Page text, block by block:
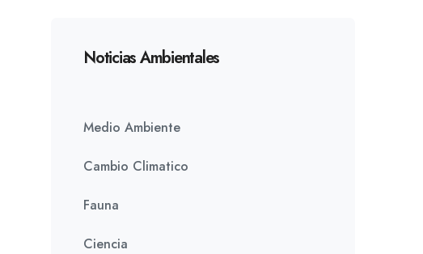
Noticias Ambientales
Medio Ambiente
Cambio Climatico
Fauna
Ciencia